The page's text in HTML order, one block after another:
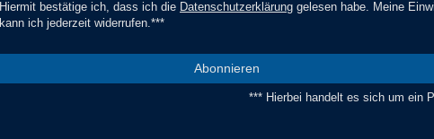
Hiermit bestätige ich, dass ich die Daten­schutz­erklärung gelesen habe. Meine
kann ich jederzeit widerrufen.***
Abonnieren
*** Hierbei handelt es sich um ein